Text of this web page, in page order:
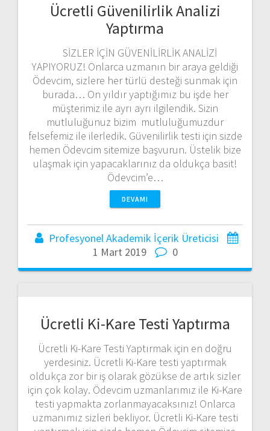
Ücretli Güvenilirlik Analizi
Yaptırma
SİZLER İÇİN GÜVENİLİRLİK ANALİZİ
YAPIYORUZ! Onlarca uzmanın bir araya geldiği
Ödevcim, sizlere her türlü desteği sunmak için
burada… On yıldır yaptığımız bu işde her
müşterimiz ile ayrı ayrı ilgilendik. Sizin
mutluluğunuz bizim mutluluğumuzdur
felsefemiz ile ilerledik. Güvenilirlik testi için sizde
hemen Ödevcim sitemize başvurun. Üstelik bize
ulaşmak için yapacaklarınız da oldukça basit!
Ödevcim’e…
DEVAMI
Profesyonel Akademik İçerik Üreticisi
1 Mart 2019
0
Ücretli Ki-Kare Testi Yaptırma
Ücretli Ki-Kare Testi Yaptırmak için en doğru
yerdesiniz. Ücretli Ki-Kare testi yaptırmak
oldukça zor bir iş olarak gözükse de artık sizler
için çok kolay. Ödevcim uzmanlarımız ile Ki-Kare
testi yapmakta zorlanmayacaksınız! Onlarca
uzmanımız sizleri bekliyor. Ücretli Ki-Kare testi